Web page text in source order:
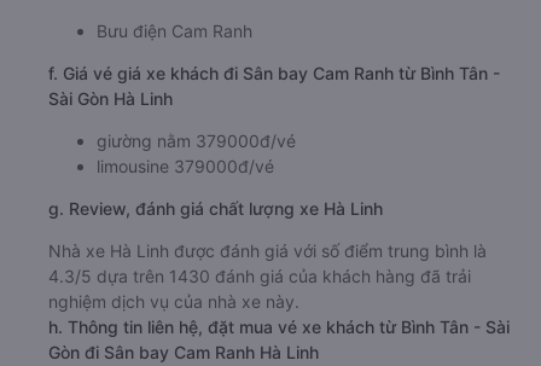
Bưu điện Cam Ranh
f. Giá vé giá xe khách đi Sân bay Cam Ranh từ Bình Tân -
Sài Gòn Hà Linh
giường nằm 379000đ/vé
limousine 379000đ/vé
g. Review, đánh giá chất lượng xe Hà Linh
Nhà xe Hà Linh được đánh giá với số điểm trung bình là
4.3/5 dựa trên 1430 đánh giá của khách hàng đã trải
nghiệm dịch vụ của nhà xe này.
h. Thông tin liên hệ, đặt mua vé xe khách từ Bình Tân - Sài
Gòn đi Sân bay Cam Ranh Hà Linh